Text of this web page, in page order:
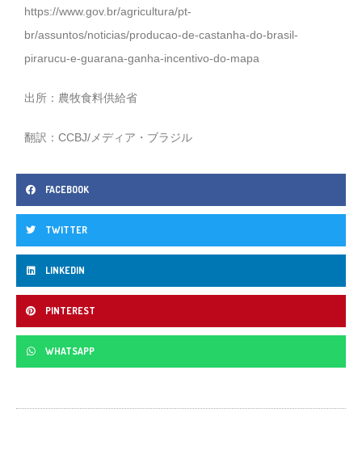
https://www.gov.br/agricultura/pt-
br/assuntos/noticias/producao-de-castanha-do-brasil-
pirarucu-e-guarana-ganha-incentivo-do-mapa
出所：農牧食料供給省
翻訳：CCBJ/メディア・ブラジル
FACEBOOK
TWITTER
LINKEDIN
PINTEREST
WHATSAPP